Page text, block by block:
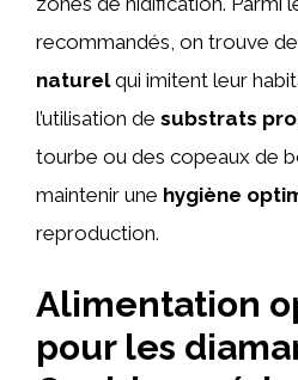
recommandés, on trouve
naturelqui imitent leur
l’utilisation de substrats
tourbe ou des copeaux de
maintenir une hygiène
reproduction.
Alimentation
pour les